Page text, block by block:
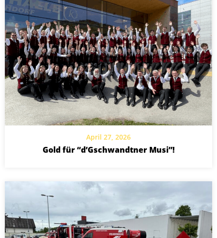
April 27, 2026
Gold für “d’Gschwandtner Musi”!